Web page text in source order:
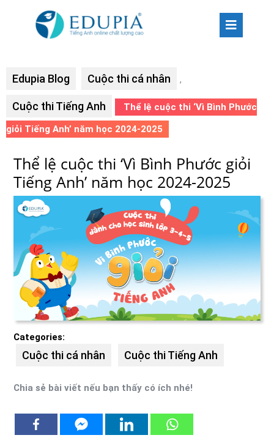
Edupia Blog Cuộc thi cá nhân ,
Cuộc thi Tiếng Anh
Thể lệ cuộc thi ‘Vì Bình Phước
giỏi Tiếng Anh’ năm học 2024-2025
Thể lệ cuộc thi ‘Vì Bình Phước giỏi
Tiếng Anh’ năm học 2024-2025
Categories:
Cuộc thi cá nhân Cuộc thi Tiếng Anh
Chia sẻ bài viết nếu bạn thấy có ích nhé!